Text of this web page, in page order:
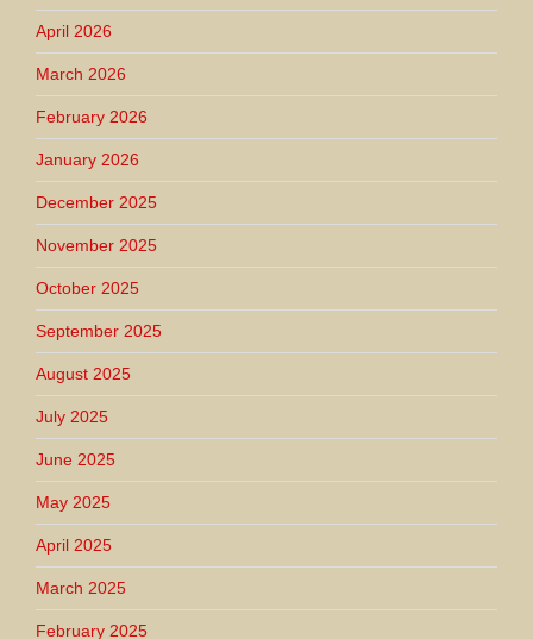
April 2026
March 2026
February 2026
January 2026
December 2025
November 2025
October 2025
September 2025
August 2025
July 2025
June 2025
May 2025
April 2025
March 2025
February 2025